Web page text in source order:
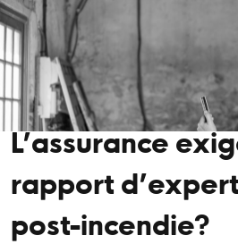
L’assurance
rapport
post-incendie?